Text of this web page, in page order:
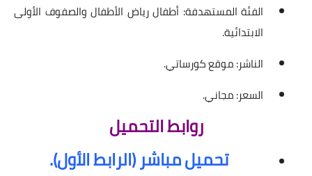
الفئة المستهدفة: أطفال رياض الأطفال والصفوف الأولى
الابتدائية.
الناشر: موقع كورساتي.
السعر: مجاني.
روابط التحميل
تحميل مباشر (الرابط الأول).